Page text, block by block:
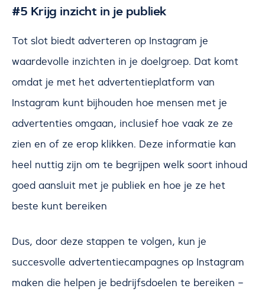
#5 Krijg inzicht in je publiek
Tot slot biedt adverteren op Instagram je
waardevolle inzichten in je doelgroep. Dat komt
omdat je met het advertentieplatform van
Instagram kunt bijhouden hoe mensen met je
advertenties omgaan, inclusief hoe vaak ze ze
zien en of ze erop klikken. Deze informatie kan
heel nuttig zijn om te begrijpen welk soort inhoud
goed aansluit met je publiek en hoe je ze het
beste kunt bereiken
Dus, door deze stappen te volgen, kun je
succesvolle advertentiecampagnes op Instagram
maken die helpen je bedrijfsdoelen te bereiken –